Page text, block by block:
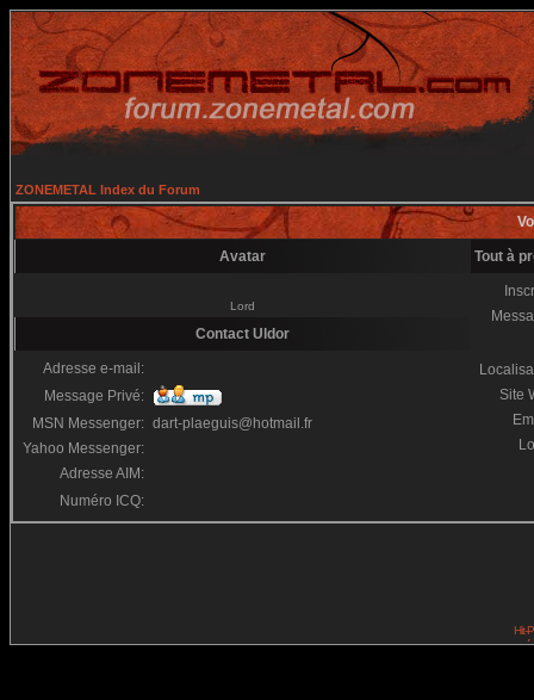
ZONEMETAL Index du Forum
Avatar Tout à
Lord
Site
Contact Uldor
Adresse e-mail:
Message Privé:
MSN Messenger: dart-plaeguis@hotmail.fr
Yahoo Messenger:
Adresse AIM:
Numéro ICQ: